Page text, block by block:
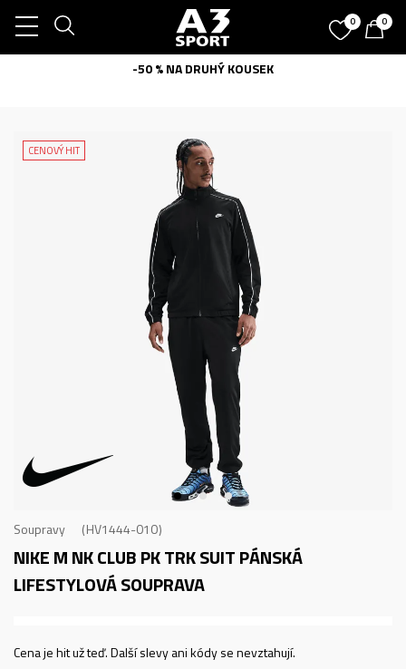
0 0
-50 % NA DRUHÝ KOUSEK
CENOVÝ HIT
Soupravy HV1444-010
NIKE M NK CLUB PK TRK SUITPÁNSKÁ
LIFESTYLOVÁ SOUPRAVA
Cena je hit už teď. Další slevy ani kódy se nevztahují.